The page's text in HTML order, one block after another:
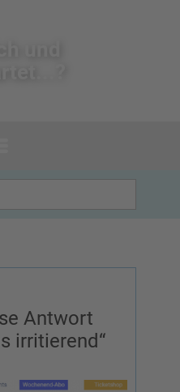
Antwort
irritierend“